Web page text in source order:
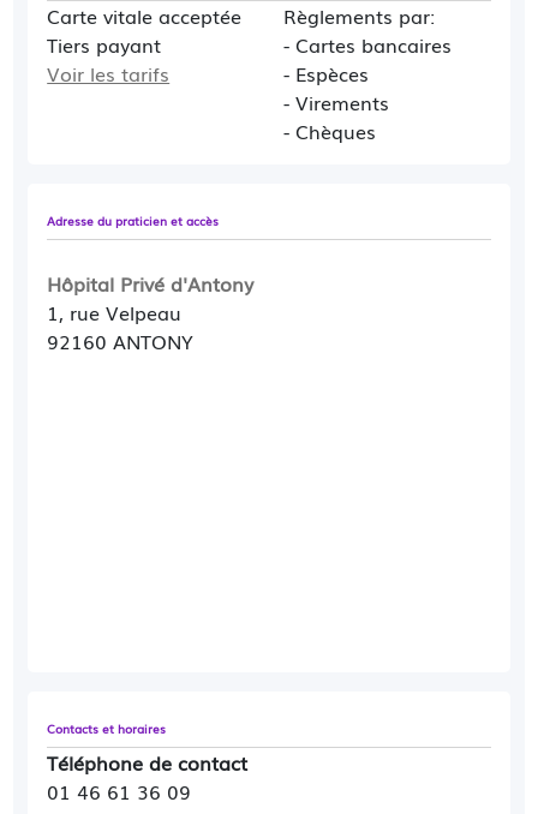
Carte vitale acceptée
Tiers payant
Voir les tarifs
Règlements par:
- Cartes bancaires
- Espèces
- Virements
- Chèques
Adresse du praticien et accès
Hôpital Privé d'Antony
1, rue Velpeau
92160 ANTONY
Contacts et horaires
Téléphone de contact
01 46 61 36 09